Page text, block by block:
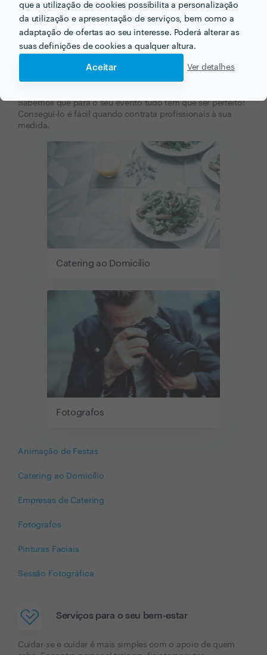
que a utilização de cookies possibilita a personalização
da utilização e apresentação de serviços, bem como a
adaptação de ofertas ao seu interesse. Poderá alterar as
suas definições de cookies a qualquer altura.
Aceitar Ver detalhes
Logótipos
Revisores e Editores Textos
Sabemos que para o seu evento tudo tem que ser perfeito!
Consegui-lo é fácil quando contrata profissionais à sua
medida.
Catering ao Domicílio
Fotografos
Animação de Festas
Catering ao Domicílio
Empresas de Catering
Fotografos
Pinturas Faciais
Sessão Fotográfica
Serviços para o seu bem-estar
Cuidar-se e cuidar é mais simples com o apoio de quem